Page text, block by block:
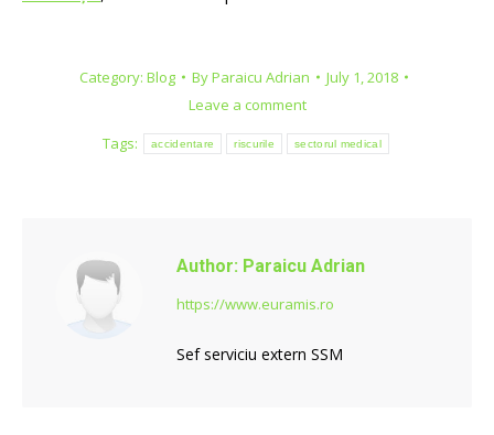
Category: Blog ByParaicu Adrian
July 1, 2018
Leave a comment
Tags:
accidentare riscurile sectorul medical
Author: Paraicu Adrian
https://www.euramis.ro
Sef serviciu extern SSM